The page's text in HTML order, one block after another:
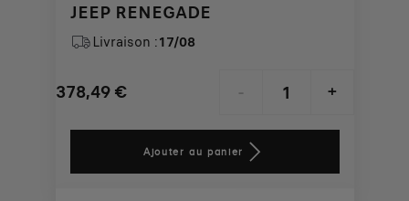
JEEP RENEGADE
Livraison :17/08
378,49 €
Price
378,49
- +
Quantity
to:
Ajouter au panier